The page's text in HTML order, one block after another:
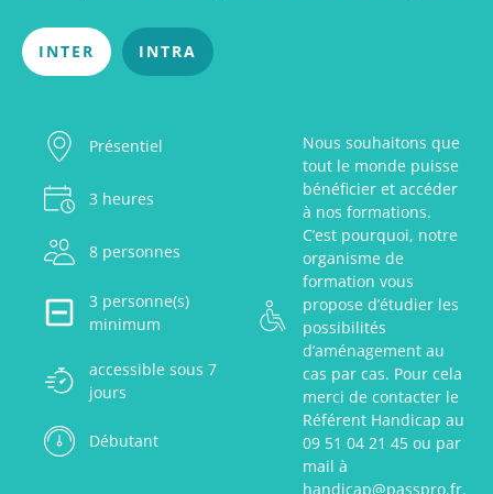
INTER INTRA
Présentiel
3 heures
8 personnes
3 personne(s)
minimum
accessible sous 7
jours
Débutant
Nous souhaitons que
tout le monde puisse
bénéficier et accéder
à nos formations.
C’est pourquoi, notre
organisme de
formation vous
propose d’étudier les
possibilités
d’aménagement au
cas par cas. Pour cela
merci de contacter le
Référent Handicap au
09 51 04 21 45 ou par
mail à
handicap@passpro.fr.